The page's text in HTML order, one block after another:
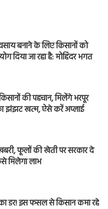
बनाने के लिए किसानों को
दिया जा रहा है: मोहिंदर भगत
की पहचान, मिलेंगे भरपूर
का झंझट खत्म, ऐसे करें अप्लाई
फूलों की खेती पर सरकार दे
मिलेगा लाभ
डर! इस फसल से किसान कमा रहे